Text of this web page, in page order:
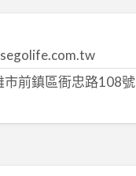
市前鎮區衙忠路108號